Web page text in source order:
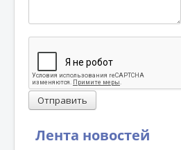
Лента новостей
Отправить